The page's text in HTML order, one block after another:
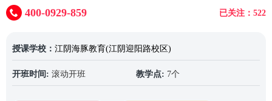
已关注：522
400-0929-859
授课学校： 江阴海豚教育(江阴迎阳路校区)
开班时间: 滚动开班 教学点: 7个